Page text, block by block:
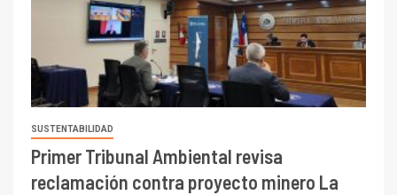
SUSTENTABILIDAD
Primer Tribunal Ambiental revisa
reclamación contra proyecto minero La